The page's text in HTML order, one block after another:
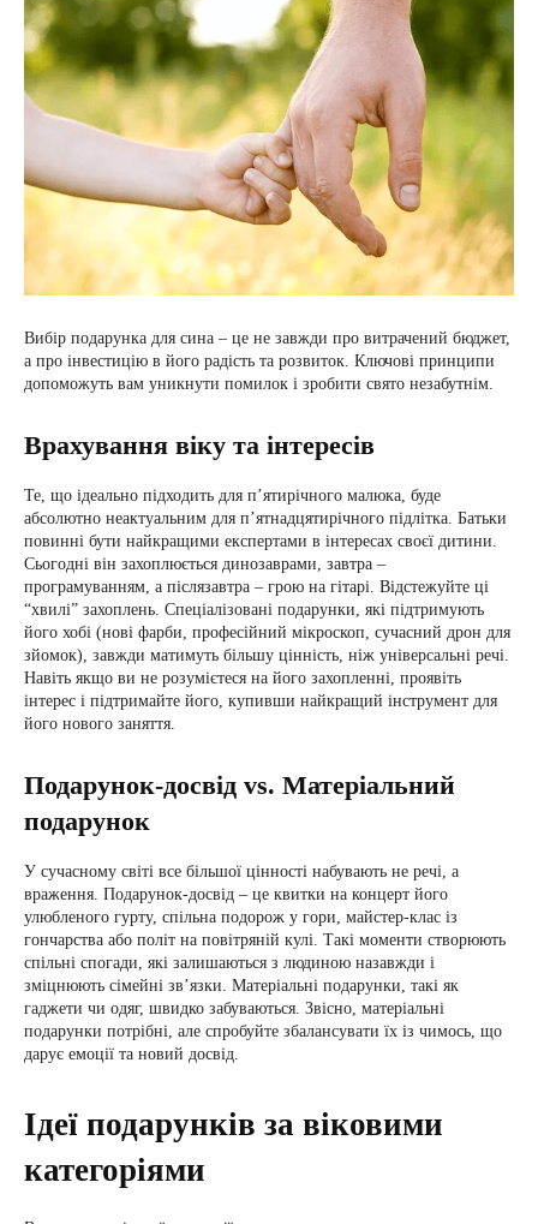
Вибір подарунка для сина – це не завжди про витрачений бюджет,
а про інвестицію в його радість та розвиток. Ключові принципи
допоможуть вам уникнути помилок і зробити свято незабутнім.
Врахування віку та інтересів
Те, що ідеально підходить для п’ятирічного малюка, буде
абсолютно неактуальним для п’ятнадцятирічного підлітка. Батьки
повинні бути найкращими експертами в інтересах своєї дитини.
Сьогодні він захоплюється динозаврами, завтра –
програмуванням, а післязавтра – грою на гітарі. Відстежуйте ці
“хвилі” захоплень. Спеціалізовані подарунки, які підтримують
його хобі (нові фарби, професійний мікроскоп, сучасний дрон для
зйомок), завжди матимуть більшу цінність, ніж універсальні речі.
Навіть якщо ви не розумієтеся на його захопленні, проявіть
інтерес і підтримайте його, купивши найкращий інструмент для
його нового заняття.
Подарунок-досвід vs. Матеріальний
подарунок
У сучасному світі все більшої цінності набувають не речі, а
враження. Подарунок-досвід – це квитки на концерт його
улюбленого гурту, спільна подорож у гори, майстер-клас із
гончарства або політ на повітряній кулі. Такі моменти створюють
спільні спогади, які залишаються з людиною назавжди і
зміцнюють сімейні зв’язки. Матеріальні подарунки, такі як
гаджети чи одяг, швидко забуваються. Звісно, матеріальні
подарунки потрібні, але спробуйте збалансувати їх із чимось, що
дарує емоції та новий досвід.
Ідеї подарунків за віковими
категоріями